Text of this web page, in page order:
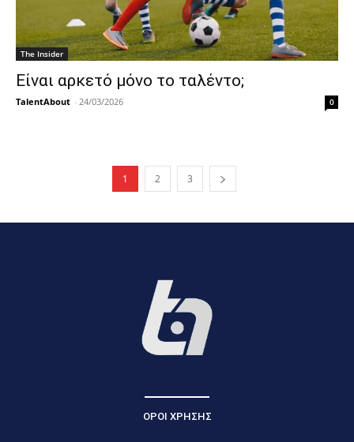
The Insider
Είναι αρκετό μόνο το ταλέντο;
TalentAbout - 24/03/2026 0
1 2 3
ΟΡΟΙ ΧΡΗΣΗΣ